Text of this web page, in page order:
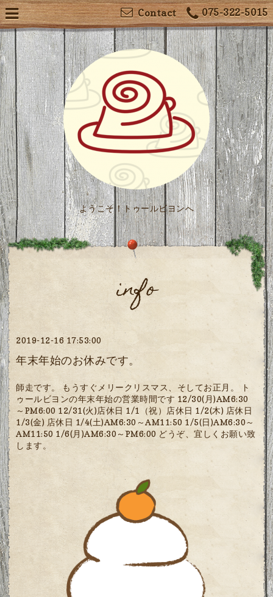
075-322-5015
Contact
ようこそ！トゥールビヨンへ
info
2019-12-16 17:53:00
年末年始のお休みです。
師走です。 もうすぐメリークリスマス、そしてお正月。 ト
ゥールビヨンの年末年始の営業時間です 12/30(月)AM6:30
～PM6:00 12/31(火)店休日 1/1（祝）店休日 1/2(木) 店休日
1/3(金) 店休日 1/4(土)AM6:30～AM11:50 1/5(日)AM6:30～
AM11:50 1/6(月)AM6:30～PM6:00 どうぞ、宜しくお願い致
します。